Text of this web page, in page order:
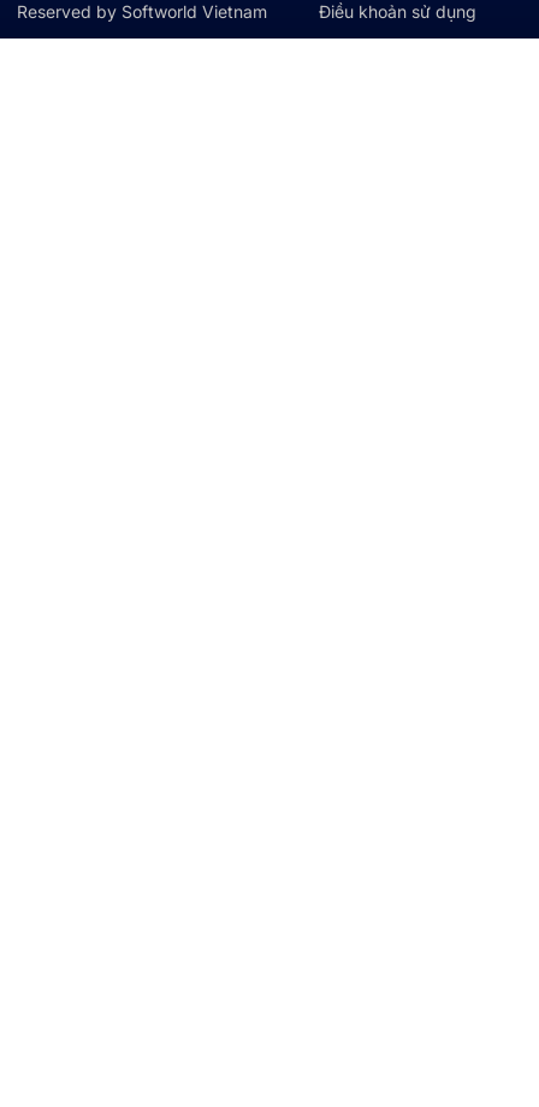
Reserved by Softworld Vietnam
Điều khoản sử dụng